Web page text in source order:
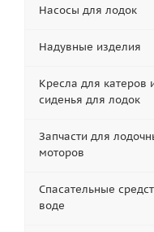
Насосы для лодок
Надувные изделия
Кресла для катеров
сиденья для лодок
Запчасти для
моторов
Спасательные
воде